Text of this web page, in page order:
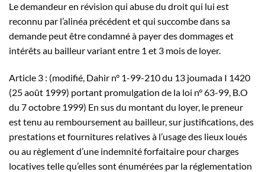
Le demandeur en révision qui abuse du droit qui lui est
reconnu par l’alinéa précédent et qui succombe dans sa
demande peut être condamné à payer des dommages et
intérêts au bailleur variant entre 1 et 3 mois de loyer.
Article 3 : (modifié, Dahir n° 1-99-210 du 13 joumada I 1420
(25 août 1999) portant promulgation de la loi n° 63-99, B.O
du 7 octobre 1999) En sus du montant du loyer, le preneur
est tenu au remboursement au bailleur, sur justifications, des
prestations et fournitures relatives à l’usage des lieux loués
ou au règlement d’une indemnité forfaitaire pour charges
locatives telle qu’elles sont énumérées par la réglementation